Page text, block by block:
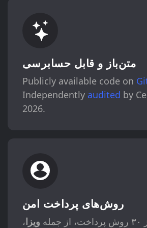
متن‌باز و قابل حسابرسی
Publicly available code on
Independently audited by
2026.
روش‌های پرداخت امن
ویزا،